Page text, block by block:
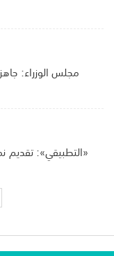
مجلس الوزراء:
«التطبيقي»: تقديم